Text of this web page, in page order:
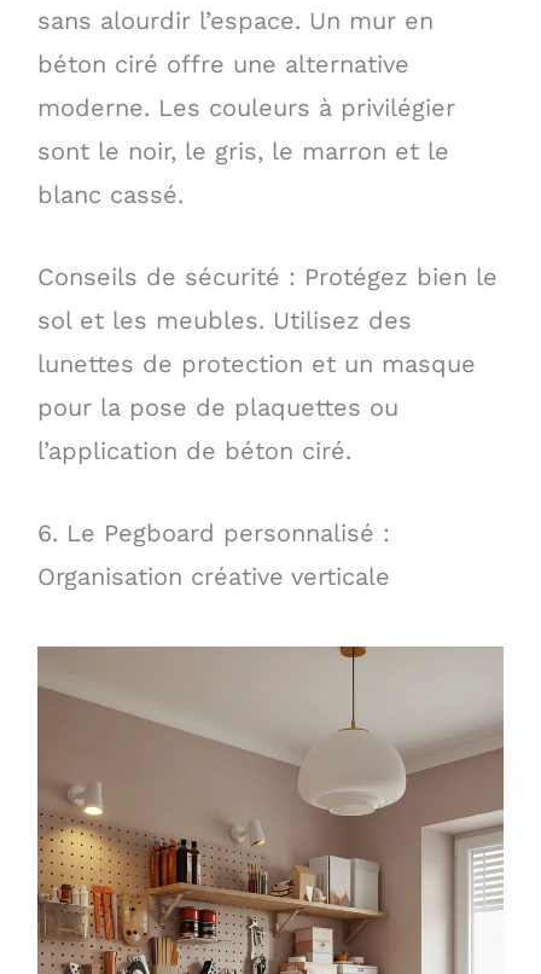
sans alourdir l’espace. Un mur en
béton ciré offre une alternative
moderne. Les couleurs à privilégier
sont le noir, le gris, le marron et le
blanc cassé.
Conseils de sécurité : Protégez bien le
sol et les meubles. Utilisez des
lunettes de protection et un masque
pour la pose de plaquettes ou
l’application de béton ciré.
6. Le Pegboard personnalisé :
Organisation créative verticale